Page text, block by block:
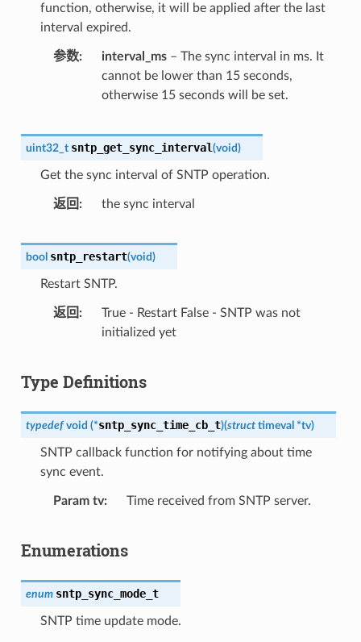
function, otherwise, it will be applied after the last
interval expired.
参数 interval_ms– The sync interval in ms. It
cannot be lower than 15 seconds,
otherwise 15 seconds will be set.
uint32_t sntp_get_sync_interval(void)
Get the sync interval of SNTP operation.
返回 the sync interval
bool sntp_restart(void)
Restart SNTP.
返回
True - Restart False - SNTP was not
initialized yet
Type Definitions
typedef void (*sntp_sync_time_cb_t)(struct timeval *tv)
SNTP callback function for notifying about time
sync event.
Param tv Time received from SNTP server.
Enumerations
enum sntp_sync_mode_t
SNTP time update mode.